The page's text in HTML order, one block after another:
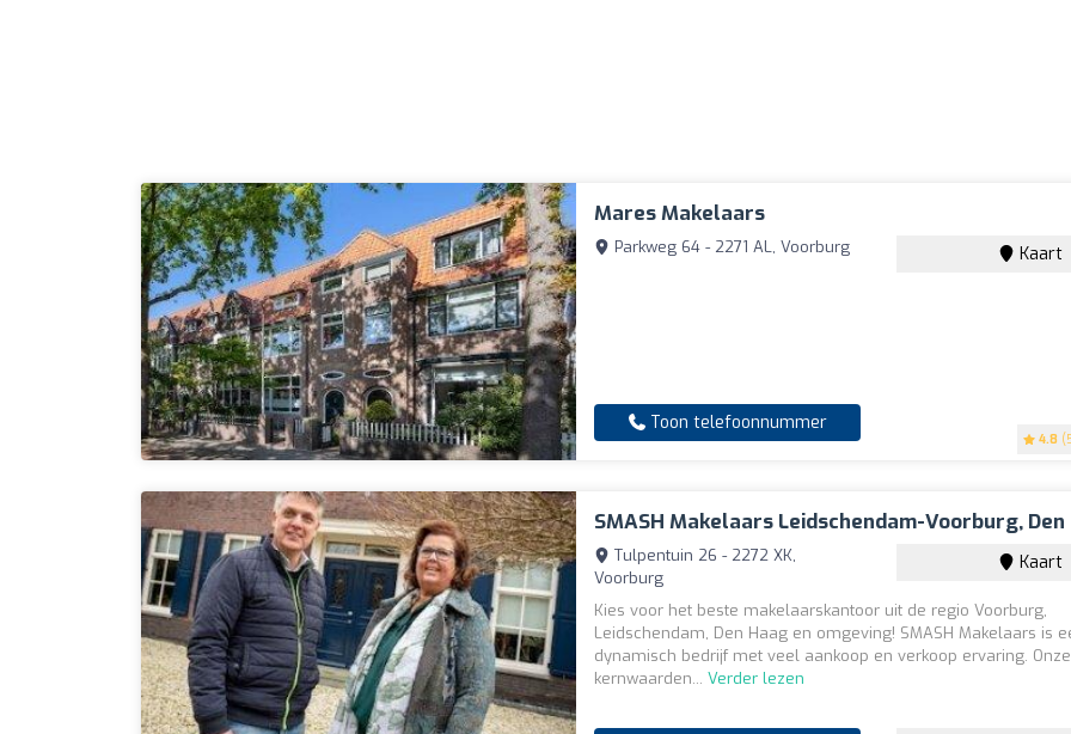
Mares Makelaars
4.8
Parkweg 64 - 2271 AL, Voorburg Kaart
Toon telefoonnummer
SMASH Makelaars Leidschendam-Voorburg, Den
Tulpentuin 26 - 2272 XK,
Voorburg
Kaart
Kies voor het beste makelaarskantoor uit de regio Voorburg,
Leidschendam, Den Haag en omgeving! SMASH Makelaars is
dynamisch bedrijf met veel aankoop en verkoop ervaring. Onze
kernwaarden...Verder lezen